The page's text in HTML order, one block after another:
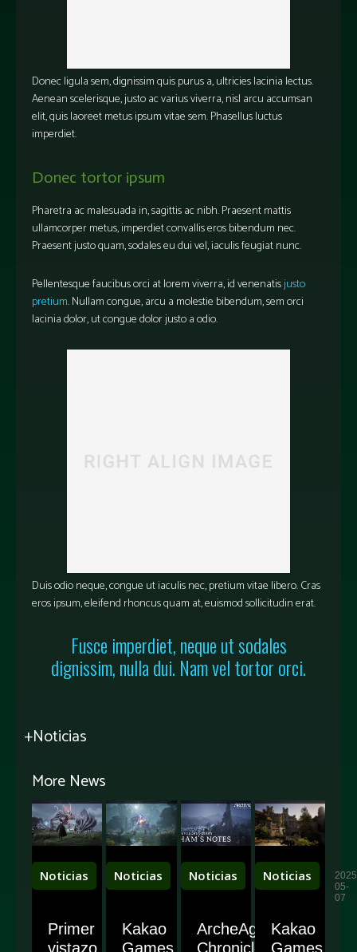
Donec ligula sem, dignissim quis purus a, ultricies lacinia lectus.
Aenean scelerisque, justo ac varius viverra, nisl arcu accumsan
elit, quis laoreet metus ipsum vitae sem. Phasellus luctus
imperdiet.
Donec tortor ipsum
Pharetra ac malesuada in, sagittis ac nibh. Praesent mattis
ullamcorper metus, imperdiet convallis eros bibendum nec.
Praesent justo quam, sodales eu dui vel, iaculis feugiat nunc.
Pellentesque faucibus orci at lorem viverra, id venenatisjusto
pretium. Nullam congue, arcu a molestie bibendum, sem orci
lacinia dolor, ut congue dolor justo a odio.
Duis odio neque, congue ut iaculis nec, pretium vitae libero. Cras
eros ipsum, eleifend rhoncus quam at, euismod sollicitudin erat.
Fusce imperdiet, neque ut sodales
dignissim, nulla dui. Nam vel tortor orci.
+Noticias
More News
Noticias
2026-
Primer
vistazo
Noticias
2026-
Kakao
Games
Noticias
2025-
ArcheAge
Chronicles:
Noticias
05-
07
Kakao
Games